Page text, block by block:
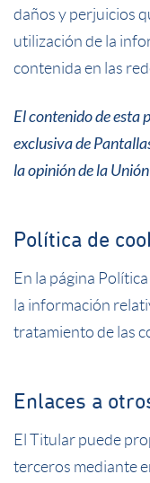
daños y perjuicios
utilización de la
contenida en las
El contenido de esta
exclusiva de
la opinión de la
Política de
En la página
la información
tratamiento de las
Enlaces a
El Titular puede
terceros mediante